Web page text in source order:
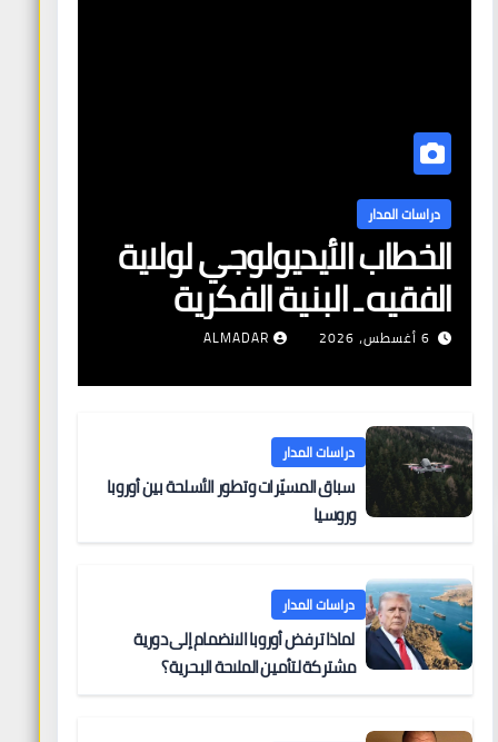
دراسات المدار
الخطاب الأيديولوجي لولاية
الفقيه ـ البنية الفكرية
وآليات التعبئة
6 أغسطس، 2026 ALMADAR
دراسات المدار
سباق المسيّرات وتطور الأسلحة بين أوروبا
وروسيا
دراسات المدار
لماذا ترفض أوروبا الانضمام إلى دورية
مشتركة لتأمين الملاحة البحرية؟